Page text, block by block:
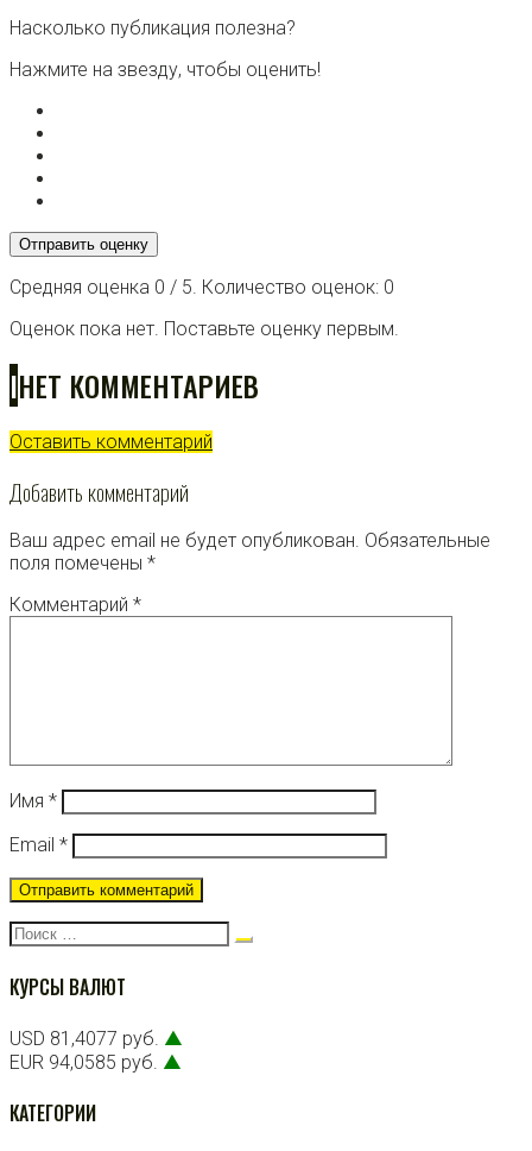
Насколько публикация полезна?
Нажмите на звезду, чтобы оценить!
Отправить оценку
Средняя оценка 0 / 5. Количество оценок: 0
Оценок пока нет. Поставьте оценку первым.
IНЕТ КОММЕНТАРИЕВ
Оставить комментарий
Добавить комментарий
Ваш адрес email не будет опубликован. Обязательные
поля помечены *
Комментарий *
Имя *
Email *
Поиск:
КУРСЫ ВАЛЮТ
USD 81,4077 руб. ▲
EUR 94,0585 руб. ▲
КАТЕГОРИИ